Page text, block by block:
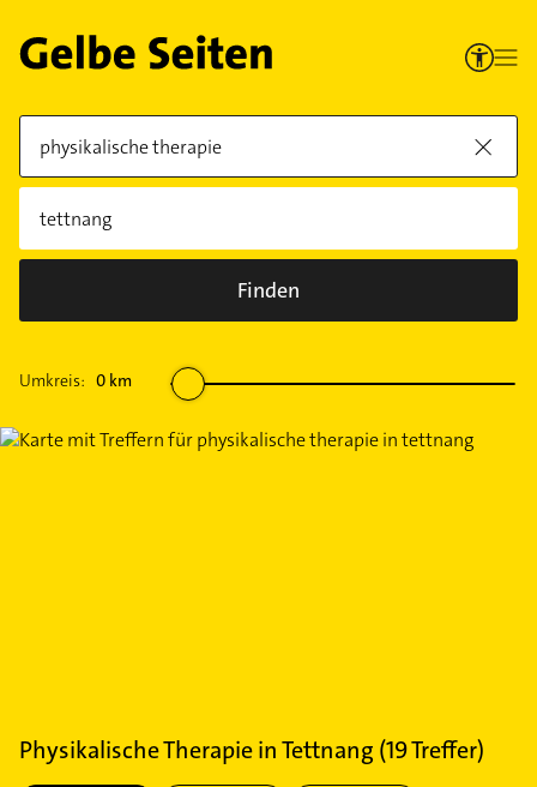
Finden
Umkreis: 0 km
Physikalische TherapieinTettnang (19Treffer)